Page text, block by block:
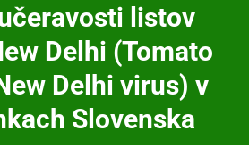
listov
Delhi (Tomato
Delhi virus) v
Slovenska
You are here: